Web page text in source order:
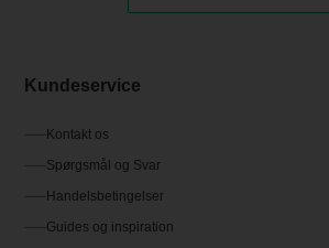
Kundeservice
Kontakt os
Spørgsmål og Svar
Handelsbetingelser
Guides og inspiration